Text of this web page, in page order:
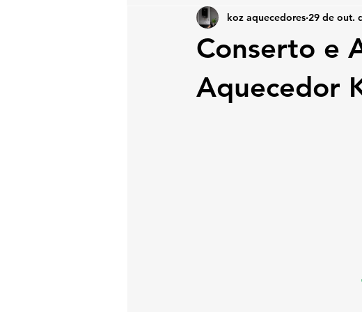
Conserto e
Aquecedor
koz aquecedores 29 de out.